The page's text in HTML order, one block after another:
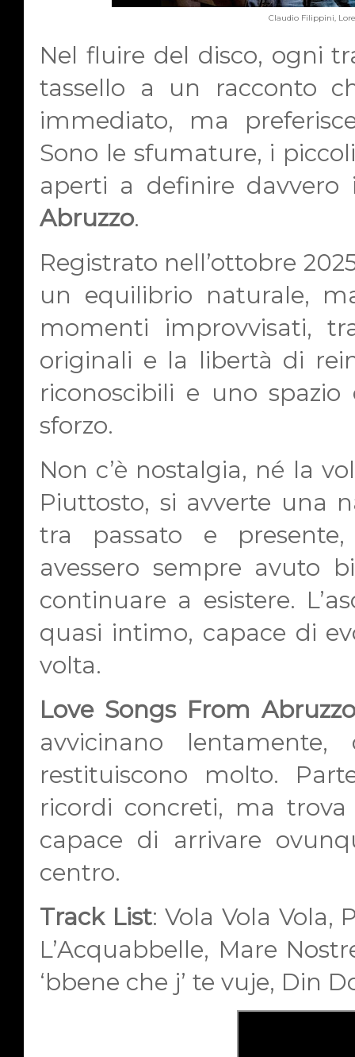
Claudio Filippini,
Nel fluire del disco, ogni
tassello a un racconto
immediato, ma
Sono le sfumature, i
aperti a definire
Abruzzo.
Registrato nell’ottobre
un equilibrio naturale,
momenti improvvisati,
originali e la libertà di
riconoscibili e uno
sforzo.
Non c’è nostalgia, né la
Piuttosto, si avverte una
tra passato e
avessero sempre avuto
continuare a esistere.
quasi intimo, capace di
volta.
Love Songs From
avvicinano
restituiscono molto.
ricordi concreti, ma
capace di arrivare
centro.
Track List:Vola Vola Vola,
L’Acquabbelle, Mare
‘bbene che j’ te vuje, Din